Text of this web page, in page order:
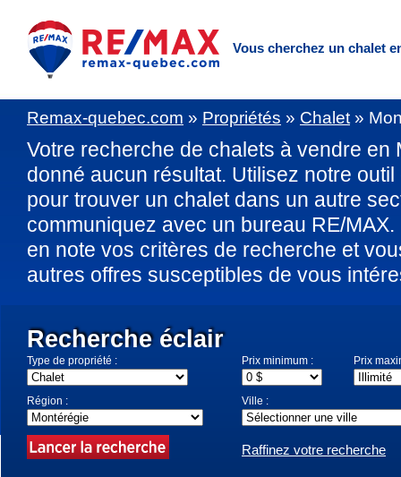
Vous cherchez un chalet
Remax-quebec.com » Propriétés » Chalet »
Votre recherche de chalets à vendre en
donné aucun résultat. Utilisez notre
pour trouver un chalet dans un autre
communiquez avec un bureau RE/
en note vos critères de recherche et
autres offres susceptibles de vous
Recherche éclair
Type de propriété : Prix minimum : Prix
Région : Ville :
Raffinez votre recherche